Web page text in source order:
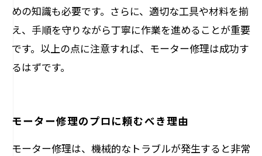
めの知識も必要です。さらに、適切な工具や材料を揃
え、手順を守りながら丁寧に作業を進めることが重要
です。以上の点に注意すれば、モーター修理は成功す
るはずです。
モーター修理のプロに頼むべき理由
モーター修理は、機械的なトラブルが発生すると非常